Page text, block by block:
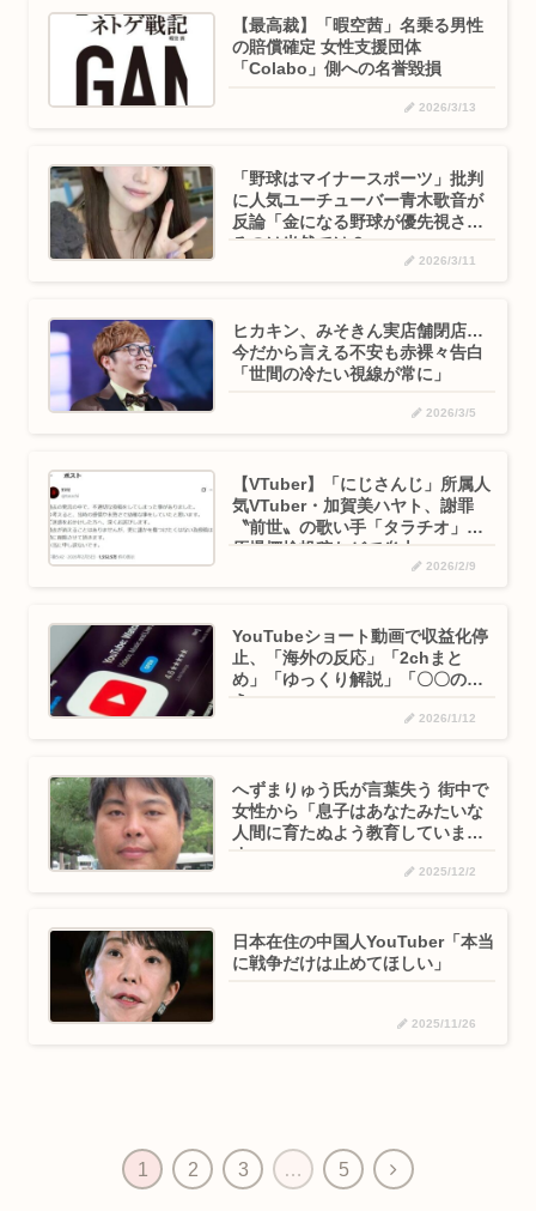
【最高裁】「暇空茜」名乗る男性
の賠償確定 女性支援団体
「Colabo」側への名誉毀損
2026/3/13
「野球はマイナースポーツ」批判
に人気ユーチューバー青木歌音が
反論「金になる野球が優先視され
るのは当然では？」
2026/3/11
ヒカキン、みそきん実店舗閉店…
今だから言える不安も赤裸々告白
「世間の冷たい視線が常に」
2026/3/5
【VTuber】「にじさんじ」所属人
気VTuber・加賀美ハヤト、謝罪
〝前世〟の歌い手「タラチオ」の
原爆揶揄投稿などで炎上
2026/2/9
YouTubeショート動画で収益化停
止、「海外の反応」「2chまと
め」「ゆっくり解説」「〇〇の教
え」
2026/1/12
へずまりゅう氏が言葉失う 街中で
女性から「息子はあなたみたいな
人間に育たぬよう教育していま
す」
2025/12/2
日本在住の中国人YouTuber「本当
に戦争だけは止めてほしい」
2025/11/26
1 2 3 … 5
次